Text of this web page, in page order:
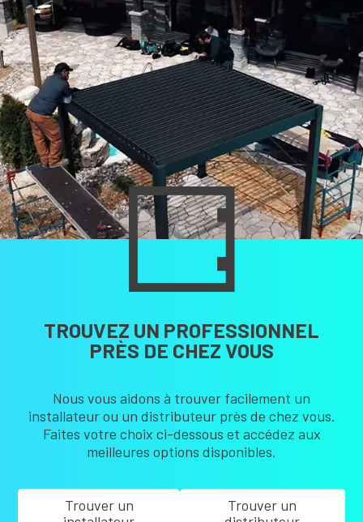
TROUVEZ UN PROFESSIONNEL
PRÈS DE CHEZ VOUS
Nous vous aidons à trouver facilement un
installateur ou un distributeur près de chez vous.
Faites votre choix ci-dessous et accédez aux
meilleures options disponibles.
Trouver un
Trouver un